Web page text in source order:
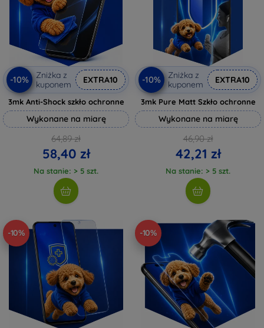
-10%
Zniżka z
kuponem
EXTRA10
3mk Anti-Shock szkło ochronne
Wykonane na miarę
64,89 zł
58,40 zł
Na stanie: > 5 szt.
-10%
Zniżka z
kuponem
EXTRA10
3mk Pure Matt Szkło ochronne
Wykonane na miarę
46,90 zł
42,21 zł
Na stanie: > 5 szt.
-10% -10%